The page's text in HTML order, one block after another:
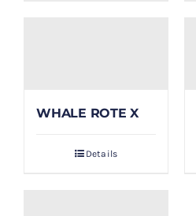
WHALE ROTE X
Details